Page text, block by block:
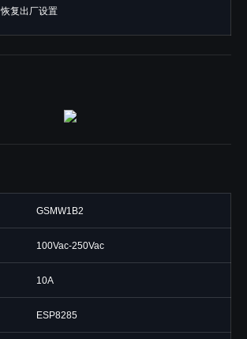
恢复出厂设置
GSMW1B2
100Vac-250Vac
10A
ESP8285